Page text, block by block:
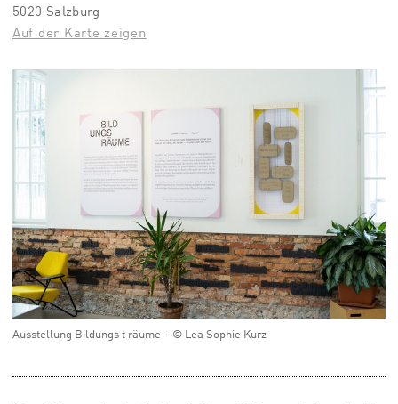
5020 Salzburg
Auf der Karte zeigen
Ausstellung Bildungs t räume – © Lea Sophie Kurz